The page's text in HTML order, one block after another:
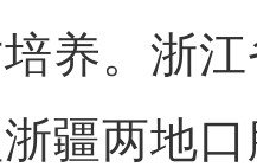
养。浙
疆两地